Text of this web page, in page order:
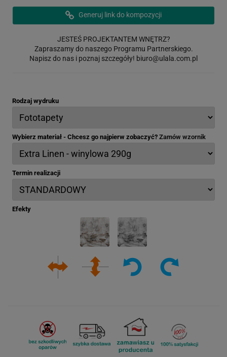
Generuj link do kompozycji
JESTEŚ PROJEKTANTEM WNĘTRZ?
Zapraszamy do naszego Programu Partnerskiego.
Napisz do nas i poznaj szczegóły! biuro@ulala.com.pl
Rodzaj wydruku
Wybierz materiał - Chcesz go najpierw zobaczyć? Zamów wzornik
Termin realizacji
Efekty